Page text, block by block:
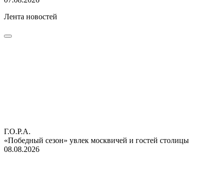
Лента новостей
Г.О.Р.А.
«Победный сезон» увлек москвичей и гостей столицы
08.08.2026